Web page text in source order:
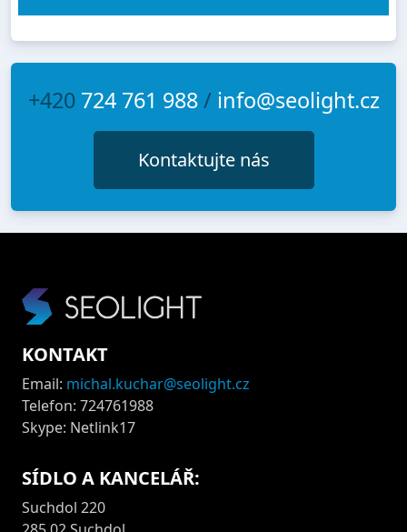
+420 724 761 988/ info@seolight.cz
Kontaktujte nás
KONTAKT
Email: michal.kuchar@seolight.cz
Telefon: 724761988
Skype: Netlink17
SÍDLO A KANCELÁŘ:
Suchdol 220